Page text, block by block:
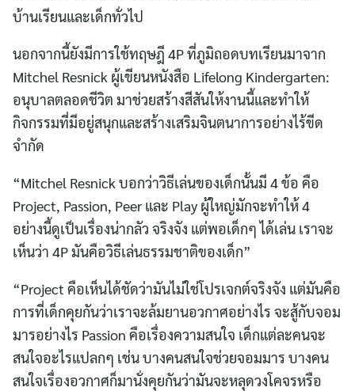
บ้านเรียนและเด็กทั่วไป
นอกจากนี้ยังมีการใช้ทฤษฎี 4P ที่ภูมิถอดบทเรียนมาจาก
Mitchel Resnick ผู้เขียนหนังสือ Lifelong Kindergarten:
อนุบาลตลอดชีวิต มาช่วยสร้างสีสันให้งานนี้และทำให้
กิจกรรมที่มีอยู่สนุกและสร้างเสริมจินตนาการอย่างไร้ขีด
จำกัด
“Mitchel Resnick บอกว่าวิธีเล่นของเด็กนั้นมี 4 ข้อ คือ
Project, Passion, Peer และ Play ผู้ใหญ่มักจะทำให้ 4
อย่างนี้ดูเป็นเรื่องน่ากลัว จริงจัง แต่พอเด็กๆ ได้เล่น เราจะ
เห็นว่า 4P มันคือวิธีเล่นธรรมชาติของเด็ก”
“Project คือเห็นได้ชัดว่ามันไม่ใช่โปรเจกต์จริงจัง แต่มันคือ
การที่เด็กคุยกันว่าเราจะล้มยานอวกาศอย่างไร จะสู้กับจอม
มารอย่างไร Passion คือเรื่องความสนใจ เด็กแต่ละคนจะ
สนใจอะไรแปลกๆ เช่น บางคนสนใจช่วยจอมมาร บางคน
สนใจเรื่องอวกาศก็มานั่งคุยกันว่ามันจะหลุดวงโคจรหรือ